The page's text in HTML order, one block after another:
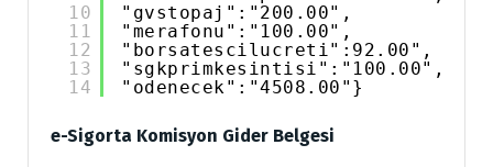
10
11
12
13
14
"gvstopaj":"200.00",
"merafonu":"100.00",
"borsatescilucreti":92.00",
"sgkprimkesintisi":"100.00",
"odenecek":"4508.00"}
e-Sigorta Komisyon Gider Belgesi